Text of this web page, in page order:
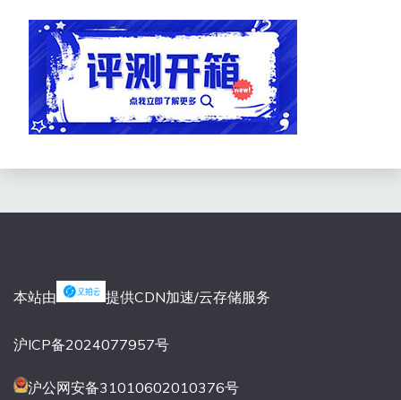
本站由 提供CDN加速/云存储服务
沪ICP备2024077957号
沪公网安备31010602010376号